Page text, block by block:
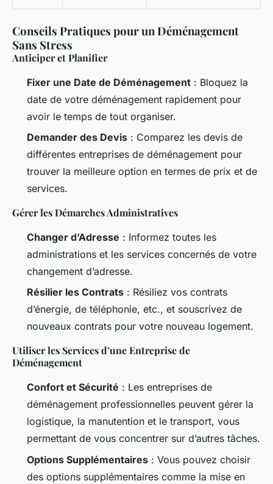
Conseils Pratiques pour un Déménagement
Sans Stress
Anticiper et Planifier
Fixer une Date de Déménagement : Bloquez la
date de votre déménagement rapidement pour
avoir le temps de tout organiser.
Demander des Devis : Comparez les devis de
différentes entreprises de déménagement pour
trouver la meilleure option en termes de prix et de
services.
Gérer les Démarches Administratives
Changer d’Adresse : Informez toutes les
administrations et les services concernés de votre
changement d’adresse.
Résilier les Contrats : Résiliez vos contrats
d’énergie, de téléphonie, etc., et souscrivez de
nouveaux contrats pour votre nouveau logement.
Utiliser les Services d’une Entreprise de
Déménagement
Confort et Sécurité : Les entreprises de
déménagement professionnelles peuvent gérer la
logistique, la manutention et le transport, vous
permettant de vous concentrer sur d’autres tâches.
Options Supplémentaires : Vous pouvez choisir
des options supplémentaires comme la mise en